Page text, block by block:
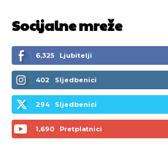
Socijalne mreže
6,325 Ljubitelji
402 Sljedbenici
294 Sljedbenici
1,690 Pretplatnici